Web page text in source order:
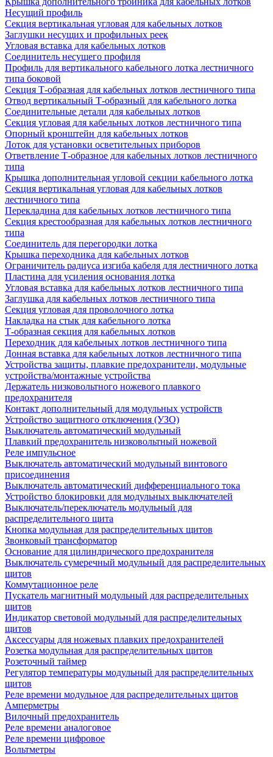
Несущий профиль
Секция вертикальная угловая для кабельных лотков
Заглушки несущих и профильных реек
Угловая вставка для кабельных лотков
Соединитель несущего профиля
Профиль для вертикального кабельного лотка лестничного
типа боковой
Секция Т-образная для кабельных лотков лестничного типа
Отвод вертикальный Т-образный для кабельного лотка
Соединительные детали для кабельных лотков
Секция угловая для кабельных лотков лестничного типа
Опорный кронштейн для кабельных лотков
Лоток для установки осветительных приборов
Ответвление Т-образное для кабельных лотков лестничного
типа
Крышка дополнительная угловой секции кабельного лотка
Секция вертикальная угловая для кабельных лотков
лестничного типа
Перекладина для кабельных лотков лестничного типа
Секция крестообразная для кабельных лотков лестничного
типа
Соединитель для перегородки лотка
Крышка переходника для кабельных лотков
Ограничитель радиуса изгиба кабеля для лестничного лотка
Пластина для усиления основания лотка
Угловая вставка для кабельных лотков лестничного типа
Заглушка для кабельных лотков лестничного типа
Секция угловая для проволочного лотка
Накладка на стык для кабельного лотка
Т-образная секция для кабельных лотков
Переходник для кабельных лотков лестничного типа
Донная вставка для кабельных лотков лестничного типа
Устройства защиты, плавкие предохранители, модульные
устройства/монтажные устройства
Держатель низковольтного ножевого плавкого
предохранителя
Контакт дополнительный для модульных устройств
Устройство защитного отключения (УЗО)
Выключатель автоматический модульный
Плавкий предохранитель низковольтный ножевой
Реле импульсное
Выключатель автоматический модульный винтового
присоединения
Выключатель автоматический дифференциального тока
Устройство блокировки для модульных выключателей
Выключатель/переключатель модульный для
распределительного щита
Кнопка модульная для распределительных щитов
Звонковый трансформатор
Основание для цилиндрического предохранителя
Выключатель сумеречный модульный для распределительных
щитов
Коммутационное реле
Пускатель магнитный модульный для распределительных
щитов
Индикатор световой модульный для распределительных
щитов
Аксессуары для ножевых плавких предохранителей
Розетка модульная для распределительных щитов
Розеточный таймер
Регулятор температуры модульный для распределительных
щитов
Реле времени модульное для распределительных щитов
Амперметры
Вилочный предохранитель
Реле времени аналоговое
Реле времени цифровое
Вольтметры